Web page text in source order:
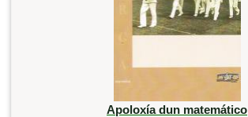
Apoloxía dun matemático